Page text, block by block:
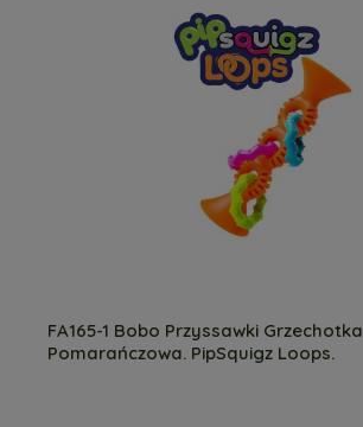
FA165-1 Bobo Przyssawki Grzechotka
Pomarańczowa. PipSquigz Loops.